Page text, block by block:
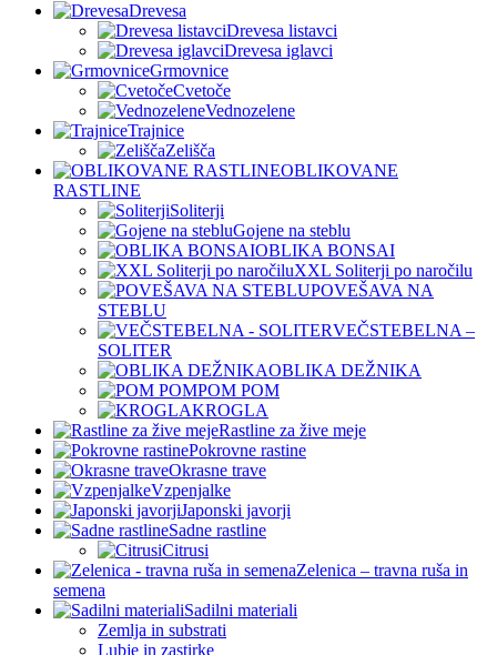
Drevesa
Drevesa listavci
Drevesa iglavci
Grmovnice
Cvetoče
Vednozelene
Trajnice
Zelišča
OBLIKOVANE
RASTLINE
Soliterji
Gojene na steblu
OBLIKA BONSAI
XXL Soliterji po naročilu
POVEŠAVA NA
STEBLU
VEČSTEBELNA –
SOLITER
OBLIKA DEŽNIKA
POM POM
KROGLA
Rastline za žive meje
Pokrovne rastine
Okrasne trave
Vzpenjalke
Japonski javorji
Sadne rastline
Citrusi
Zelenica – travna ruša in
semena
Sadilni materiali
Zemlja in substrati
Lubje in zastirke